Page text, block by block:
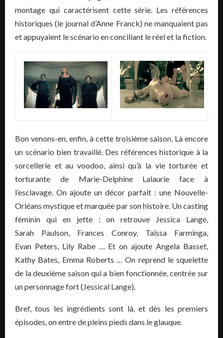
montage qui caractérisent cette série. Les références
historiques (le journal d’Anne Franck) ne manquaient pas
et appuyaient le scénario en conciliant le réel et la fiction.
Bon venons-en, enfin, à cette troisième saison. Là encore
un scénario bien travaillé. Des références historique à la
sorcellerie et au voodoo, ainsi qu’à la vie torturée et
torturante de Marie-Delphine Lalaurie face à
l’esclavage. On ajoute un décor parfait : une Nouvelle-
Orléans mystique et marquée par son histoire. Un casting
féminin qui en jette : on retrouve Jessica Lange,
Sarah Paulson, Frances Conroy, Taïssa Farminga,
Evan Peters, Lily Rabe … Et on ajoute Angela Basset,
Kathy Bates, Emma Roberts … On reprend le squelette
de la deuxième saison qui a bien fonctionnée, centrée sur
un personnage fort (Jessical Lange).
Bref, tous les ingrédients sont là, et dès les premiers
épisodes, on entre de pleins pieds dans le glauque.